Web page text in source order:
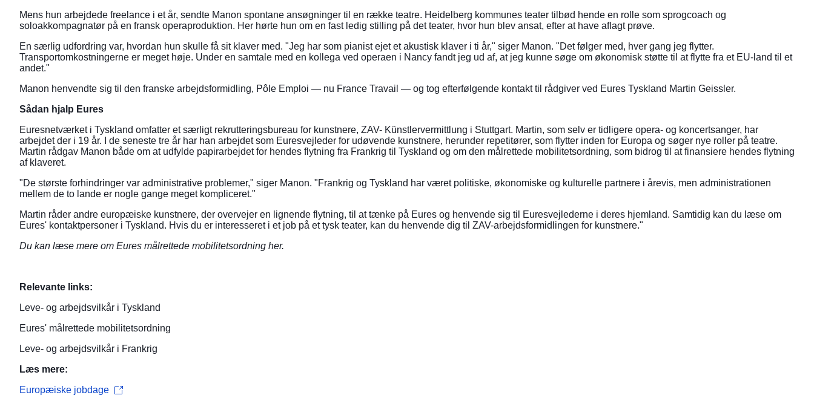
Mens hun arbejdede freelance i et år, sendte Manon spontane ansøgninger til en række teatre. Heidelberg kommunes teater tilbød hende en rolle som sprogcoach og
soloakkompagnatør på en fransk operaproduktion. Her hørte hun om en fast ledig stilling på det teater, hvor hun blev ansat, efter at have aflagt prøve.
En særlig udfordring var, hvordan hun skulle få sit klaver med. "Jeg har som pianist ejet et akustisk klaver i ti år," siger Manon. "Det følger med, hver gang jeg flytter.
Transportomkostningerne er meget høje. Under en samtale med en kollega ved operaen i Nancy fandt jeg ud af, at jeg kunne søge om økonomisk støtte til at flytte fra et EU-land til et
andet."
Manon henvendte sig til den franske arbejdsformidling, Pôle Emploi — nu France Travail — og tog efterfølgende kontakt til rådgiver ved Eures Tyskland Martin Geissler.
Sådan hjalp Eures
Euresnetværket i Tyskland omfatter et særligt rekrutteringsbureau for kunstnere, ZAV- Künstlervermittlung i Stuttgart. Martin, som selv er tidligere opera- og koncertsanger, har
arbejdet der i 19 år. I de seneste tre år har han arbejdet som Euresvejleder for udøvende kunstnere, herunder repetitører, som flytter inden for Europa og søger nye roller på teatre.
Martin rådgav Manon både om at udfylde papirarbejdet for hendes flytning fra Frankrig til Tyskland og om den målrettede mobilitetsordning, som bidrog til at finansiere hendes flytning
af klaveret.
"De største forhindringer var administrative problemer," siger Manon. "Frankrig og Tyskland har været politiske, økonomiske og kulturelle partnere i årevis, men administrationen
mellem de to lande er nogle gange meget kompliceret."
Martin råder andre europæiske kunstnere, der overvejer en lignende flytning, til at tænke på Eures og henvende sig til Euresvejlederne i deres hjemland. Samtidig kan du læse om
Eures' kontaktpersoner i Tyskland. Hvis du er interesseret i et job på et tysk teater, kan du henvende dig til ZAV-arbejdsformidlingen for kunstnere."
Du kan læse mere om Eures målrettede mobilitetsordning her.
Relevante links:
Leve- og arbejdsvilkår i Tyskland
Eures' målrettede mobilitetsordning
Leve- og arbejdsvilkår i Frankrig
Læs mere:
Europæiske jobdage